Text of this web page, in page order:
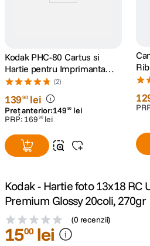
lavaliera
dji mic mini
dji osmo
10. insta 360
Kodak PHC-80 Cartus si
Hartie pentru Imprimanta
Foto Kodak Dock 10x15 80
(2)
13990 lei
Preț anterior:149 90 lei
PRP: 169 90 lei
Kodak - Hartie foto 13x18 RC
Premium Glossy 20coli, 270gr
(0 recenzii)
1500 lei